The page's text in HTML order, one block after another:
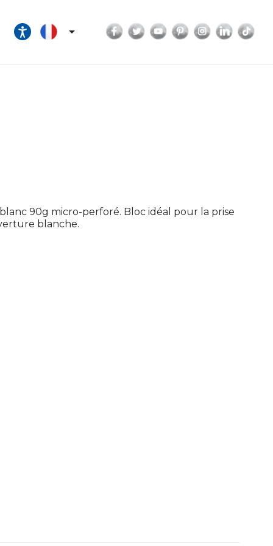
 Facebook
TwitterYouTubePinterestInstagram
90g micro-perforé. Bloc idéal pour la prise
blanche.